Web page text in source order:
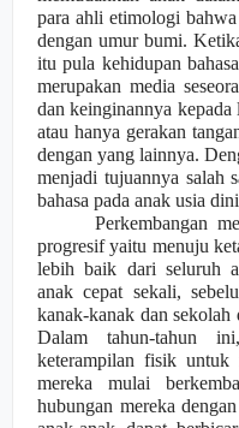
para ahli etimologi
dengan umur bumi.
itu pula kehidupan
merupakan media
dan keinginannya kepada
atau hanya gerakan
dengan yang lainnya.
menjadi tujuannya salah
bahasa pada anak usia
Perkembangan
progresif yaitu menuju
lebih baik dari seluruh
anak cepat sekali,
kanak-kanak dan sekolah
Dalam tahun-tahun
keterampilan fisik untuk
mereka mulai
hubungan mereka